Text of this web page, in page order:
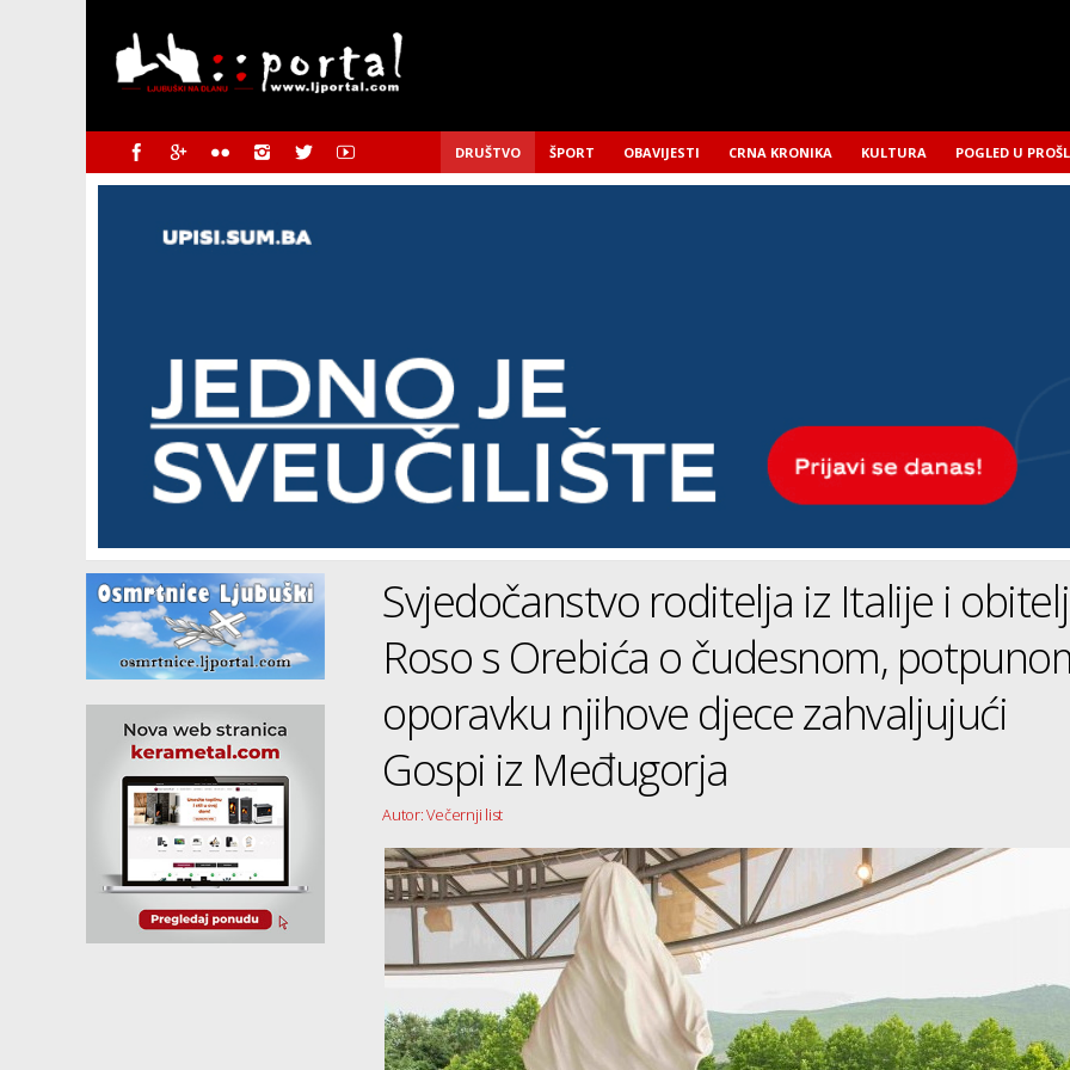
DRUŠTVO ŠPORT OBAVIJESTI CRNA KRONIKA KULTURA POGLED U
Svjedočanstvo roditelja iz Italije i
Roso s Orebića o čudesnom,
oporavku njihove djece zahvaljujući
Gospi iz Međugorja
Autor: Večernji list